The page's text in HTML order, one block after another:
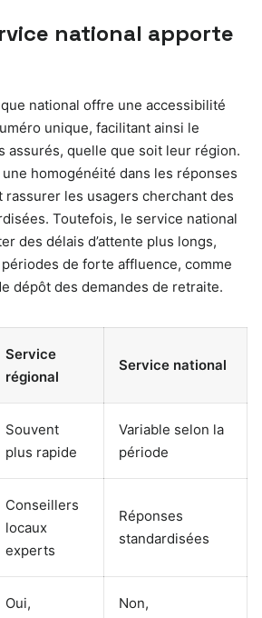
national apporte
national offre une accessibilité
unique, facilitant ainsi le
assurés, quelle que soit leur région.
homogénéité dans les réponses
les usagers cherchant des
Toutefois, le service national
des délais d’attente plus longs,
de forte affluence, comme
dépôt des demandes de retraite.
Service
régional
Service national
Souvent
plus rapide
Variable selon la
période
Conseillers
locaux
experts
Réponses
standardisées
Oui,
Non,